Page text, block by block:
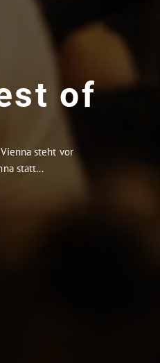
of
steht vor
statt...